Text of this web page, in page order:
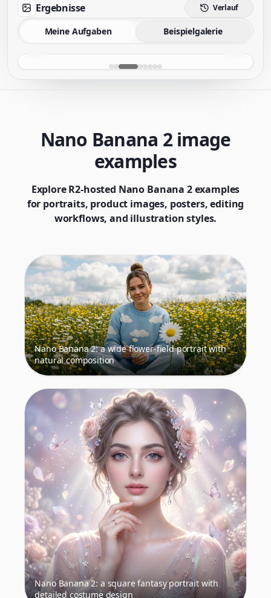
Ergebnisse Verlauf
Meine Aufgaben Beispielgalerie
Nano Banana 2 image
examples
Explore R2-hosted Nano Banana 2 examples
for portraits, product images, posters, editing
workflows, and illustration styles.
Nano Banana 2: a wide flower-field portrait with
natural composition
Nano Banana 2: a square fantasy portrait with
detailed costume design